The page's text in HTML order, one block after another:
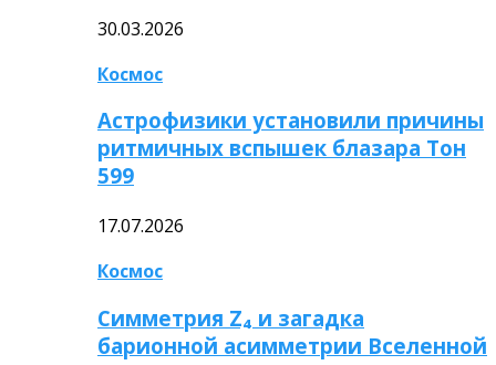
30.03.2026
Космос
Астрофизики установили причины
ритмичных вспышек блазара Тон
599
17.07.2026
Космос
Симметрия Z₄ и загадка
барионной асимметрии Вселенной